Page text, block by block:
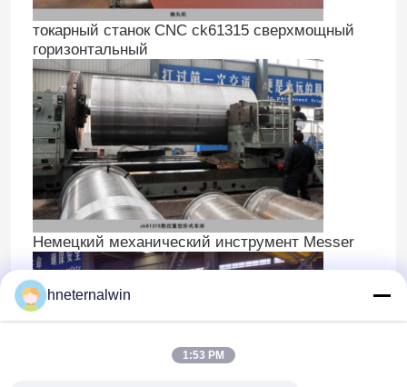
Подъемник вакуумной трубы
Башенный кран
токарный станок CNC ck61315 сверхмощный
горизонтальный
Немецкий механический инструмент Messer
hneternalwin
1:53 PM